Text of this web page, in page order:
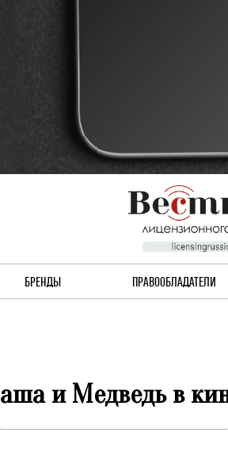
БРЕНДЫ ПРАВООБЛАДАТЕЛИ
и Медведь в